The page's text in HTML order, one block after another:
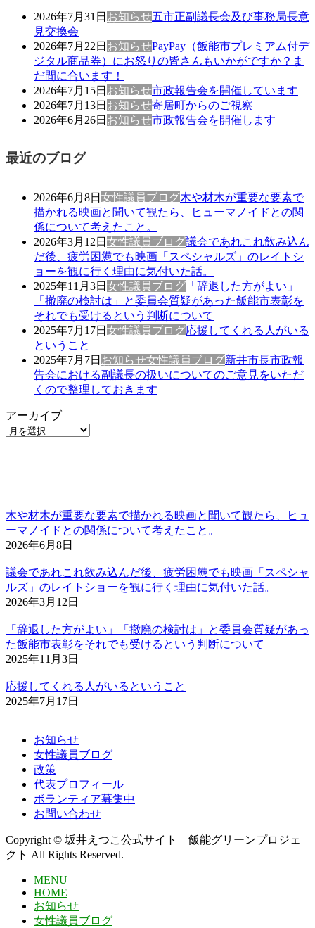
2026年7月31日 お知らせ五市正副議長会及び事務局長意
見交換会
2026年7月22日 お知らせPayPay（飯能市プレミアム付デ
ジタル商品券）にお怒りの皆さんもいかがですか？ま
だ間に合います！
2026年7月15日 お知らせ市政報告会を開催しています
2026年7月13日 お知らせ寄居町からのご視察
2026年6月26日 お知らせ市政報告会を開催します
最近のブログ
2026年6月8日 女性議員ブログ木や材木が重要な要素で
描かれる映画と聞いて観たら、ヒューマノイドとの関
係について考えたこと。
2026年3月12日 女性議員ブログ議会であれこれ飲み込ん
だ後、疲労困憊でも映画「スペシャルズ」のレイトシ
ョーを観に行く理由に気付いた話。
2025年11月3日 女性議員ブログ 「辞退した方がよい」
「撤廃の検討は」と委員会質疑があった飯能市表彰を
それでも受けるという判断について
2025年7月17日 女性議員ブログ応援してくれる人がいる
ということ
2025年7月7日 お知らせ女性議員ブログ新井市長市政報
告会における副議長の扱いについてのご意見をいただ
くので整理しておきます
アーカイブ
木や材木が重要な要素で描かれる映画と聞いて観たら、ヒュ
ーマノイドとの関係について考えたこと。
2026年6月8日
議会であれこれ飲み込んだ後、疲労困憊でも映画「スペシャ
ルズ」のレイトショーを観に行く理由に気付いた話。
2026年3月12日
「辞退した方がよい」「撤廃の検討は」と委員会質疑があっ
た飯能市表彰をそれでも受けるという判断について
2025年11月3日
応援してくれる人がいるということ
2025年7月17日
お知らせ
女性議員ブログ
政策
代表プロフィール
ボランティア募集中
お問い合わせ
Copyright © 坂井えつこ公式サイト 飯能グリーンプロジェ
クト All Rights Reserved.
MENU
HOME
お知らせ
女性議員ブログ